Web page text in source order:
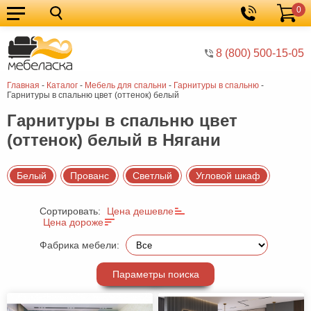
8 (800) 500-15-05
Корзина
0
Главная - Каталог - Мебель для спальни - Гарнитуры в спальню -
Гарнитуры в спальню цвет (оттенок) белый
Кухонные
гарнитуры
Мебель
для
кухни
Мебель
для
спальни
Кровати
Шкафы
Диваны
Мягкая
мебель
Детская
мебель
Мебель
Гарнитуры в спальню цвет
(оттенок) белый в Нягани
Белый Прованс Светлый Угловой шкаф
Сортировать:
Цена дешевле
Цена дороже
Фабрика мебели:
Параметры поиска